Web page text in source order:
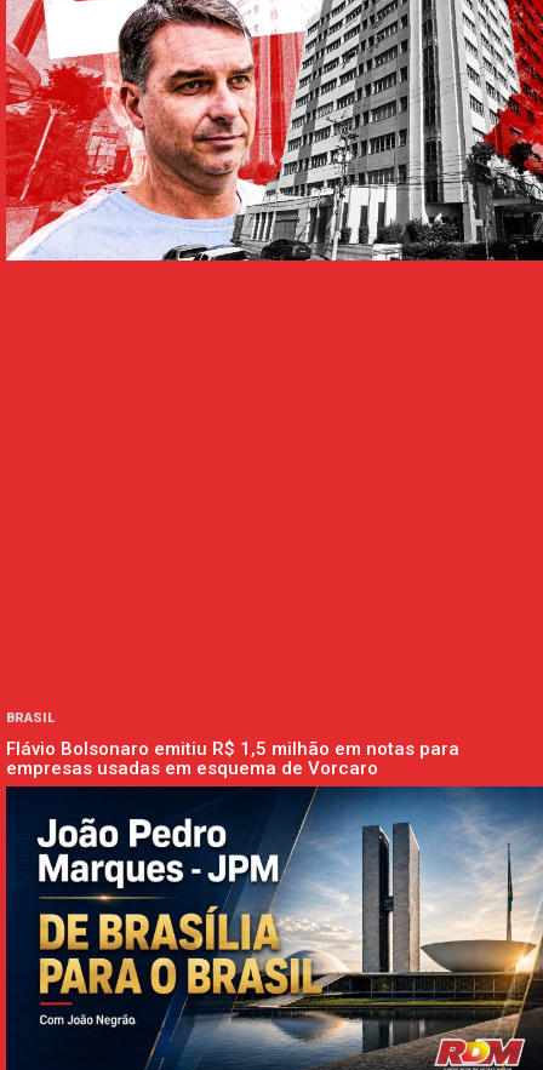
BRASIL
Flávio Bolsonaro emitiu R$ 1,5 milhão em notas para
empresas usadas em esquema de Vorcaro